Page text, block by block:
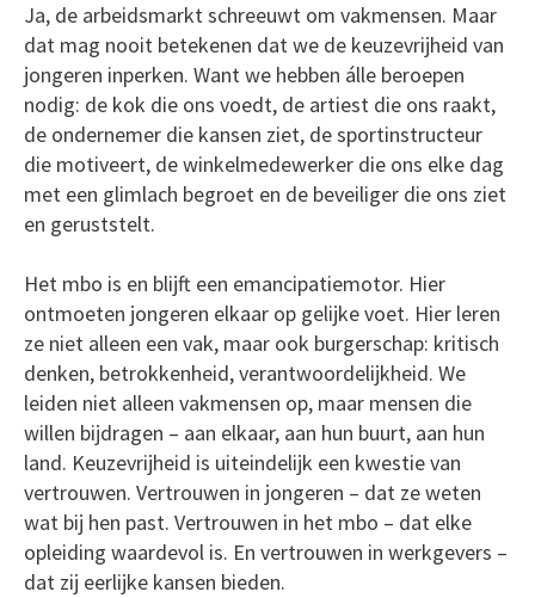
Ja, de arbeidsmarkt schreeuwt om vakmensen. Maar
dat mag nooit betekenen dat we de keuzevrijheid van
jongeren inperken. Want we hebben álle beroepen
nodig: de kok die ons voedt, de artiest die ons raakt,
de ondernemer die kansen ziet, de sportinstructeur
die motiveert, de winkelmedewerker die ons elke dag
met een glimlach begroet en de beveiliger die ons ziet
en geruststelt.
Het mbo is en blijft een emancipatiemotor. Hier
ontmoeten jongeren elkaar op gelijke voet. Hier leren
ze niet alleen een vak, maar ook burgerschap: kritisch
denken, betrokkenheid, verantwoordelijkheid. We
leiden niet alleen vakmensen op, maar mensen die
willen bijdragen – aan elkaar, aan hun buurt, aan hun
land. Keuzevrijheid is uiteindelijk een kwestie van
vertrouwen. Vertrouwen in jongeren – dat ze weten
wat bij hen past. Vertrouwen in het mbo – dat elke
opleiding waardevol is. En vertrouwen in werkgevers –
dat zij eerlijke kansen bieden.